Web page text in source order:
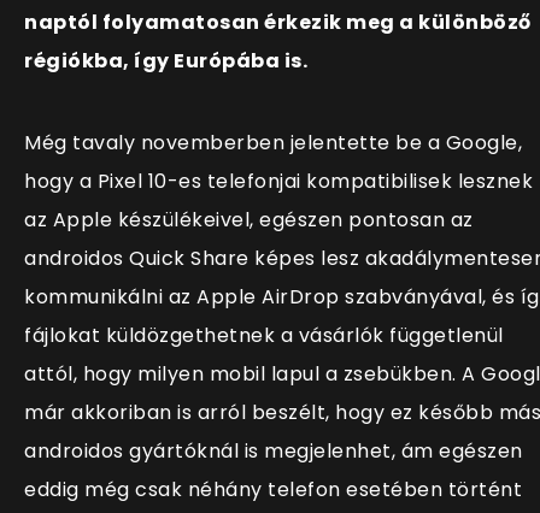
naptól folyamatosan érkezik meg a különböző
régiókba, így Európába is.
Még tavaly novemberben jelentette be a Google,
hogy a Pixel 10-es telefonjai kompatibilisek lesznek
az Apple készülékeivel, egészen pontosan az
androidos Quick Share képes lesz
kommunikálni az Apple AirDrop szabványával, és
fájlokat küldözgethetnek a vásárlók függetlenül
attól, hogy milyen mobil lapul a zsebükben. A
már akkoriban is arról beszélt, hogy ez később más
androidos gyártóknál is megjelenhet, ám egészen
eddig még csak néhány telefon esetében történt